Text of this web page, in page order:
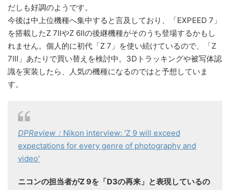
だしも好調のようです。
今後は中上位機種へ集中すると言及しており、「EXPEED 7」
を搭載したZ 7IIやZ 6IIの後継機種がそのうち登場するかもし
れません。個人的に初代「Z 7」を使い続けているので、「Z
7III」あたりで買い替えを検討中。3Dトラッキングや被写体認
識を実装したら、人気の機種になるのではと予想していま
す。
DPReview： Nikon interview: 'Z 9 will exceed
expectations for every genre of photography and
video'
ニコンの担当者がZ 9を「D3の再来」と表現しているの